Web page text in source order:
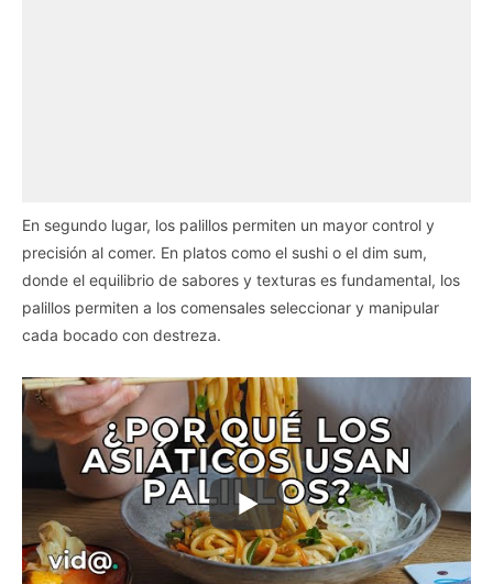
En segundo lugar, los palillos permiten un mayor control y
precisión al comer. En platos como el sushi o el dim sum,
donde el equilibrio de sabores y texturas es fundamental, los
palillos permiten a los comensales seleccionar y manipular
cada bocado con destreza.